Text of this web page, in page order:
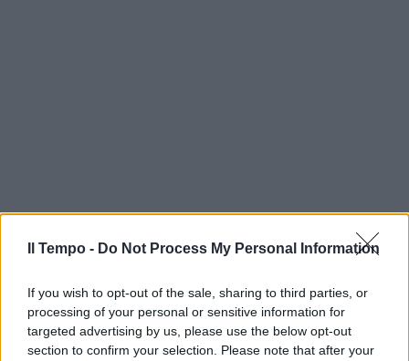
Il Tempo - Do Not Process My Personal Information
If you wish to opt-out of the sale, sharing to third parties, or
processing of your personal or sensitive information for
targeted advertising by us, please use the below opt-out
section to confirm your selection. Please note that after your